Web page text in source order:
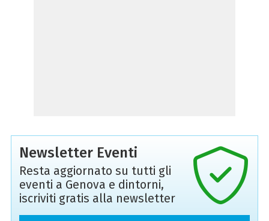
Newsletter Eventi
Resta aggiornato su tutti gli
eventi a Genova e dintorni,
iscriviti gratis alla newsletter